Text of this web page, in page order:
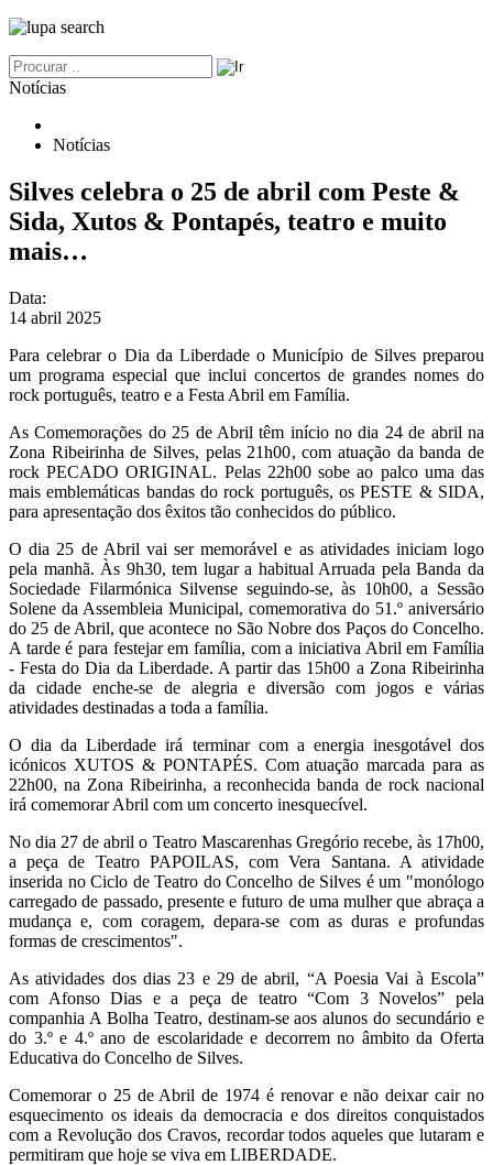
Notícias
Notícias
Silves celebra o 25 de abril com Peste &
Sida, Xutos & Pontapés, teatro e muito
mais…
Data:
14 abril 2025
Para celebrar o Dia da Liberdade o Município de Silves preparou
um programa especial que inclui concertos de grandes nomes do
rock português, teatro e a Festa Abril em Família.
As Comemorações do 25 de Abril têm início no dia 24 de abril na
Zona Ribeirinha de Silves, pelas 21h00, com atuação da banda de
rock PECADO ORIGINAL. Pelas 22h00 sobe ao palco uma das
mais emblemáticas bandas do rock português, os PESTE & SIDA,
para apresentação dos êxitos tão conhecidos do público.
O dia 25 de Abril vai ser memorável e as atividades iniciam logo
pela manhã. Às 9h30, tem lugar a habitual Arruada pela Banda da
Sociedade Filarmónica Silvense seguindo-se, às 10h00, a Sessão
Solene da Assembleia Municipal, comemorativa do 51.º aniversário
do 25 de Abril, que acontece no São Nobre dos Paços do Concelho.
A tarde é para festejar em família, com a iniciativa Abril em Família
- Festa do Dia da Liberdade. A partir das 15h00 a Zona Ribeirinha
da cidade enche-se de alegria e diversão com jogos e várias
atividades destinadas a toda a família.
O dia da Liberdade irá terminar com a energia inesgotável dos
icónicos XUTOS & PONTAPÉS. Com atuação marcada para as
22h00, na Zona Ribeirinha, a reconhecida banda de rock nacional
irá comemorar Abril com um concerto inesquecível.
No dia 27 de abril o Teatro Mascarenhas Gregório recebe, às 17h00,
a peça de Teatro PAPOILAS, com Vera Santana. A atividade
inserida no Ciclo de Teatro do Concelho de Silves é um "monólogo
carregado de passado, presente e futuro de uma mulher que abraça a
mudança e, com coragem, depara-se com as duras e profundas
formas de crescimentos".
As atividades dos dias 23 e 29 de abril, “A Poesia Vai à Escola”
com Afonso Dias e a peça de teatro “Com 3 Novelos” pela
companhia A Bolha Teatro, destinam-se aos alunos do secundário e
do 3.º e 4.º ano de escolaridade e decorrem no âmbito da Oferta
Educativa do Concelho de Silves.
Comemorar o 25 de Abril de 1974 é renovar e não deixar cair no
esquecimento os ideais da democracia e dos direitos conquistados
com a Revolução dos Cravos, recordar todos aqueles que lutaram e
permitiram que hoje se viva em LIBERDADE.